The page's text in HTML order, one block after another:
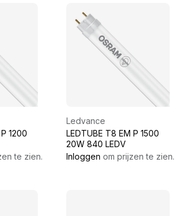
1200
te zien.
Ledvance
LEDTUBE T8 EM P 1500
20W 840 LEDV
Inloggen om prijzen te zien.